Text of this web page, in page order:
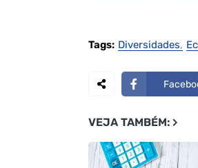
Tags: Diversidades
VEJA TAMBÉM: